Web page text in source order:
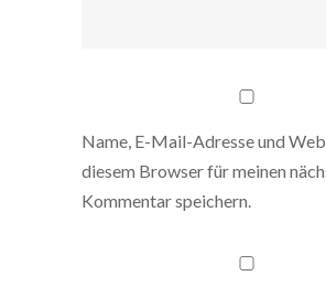
Name, E-Mail-Adresse und
diesem Browser für meinen
Kommentar speichern.